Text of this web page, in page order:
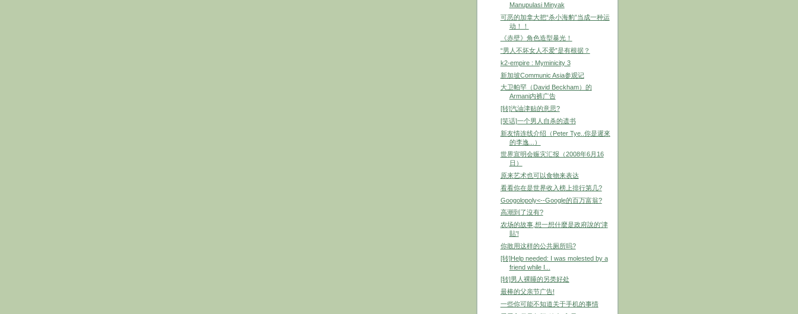
Manupulasi Minyak
可恶的加拿大把“杀小海豹”当成一种运
动！！
《赤壁》角色造型暴光！
“男人不坏女人不爱”是有根据？
k2-empire : Myminicity 3
新加坡Communic Asia参观记
大卫帕罕（David Beckham）的
Armani内裤广告
[转]汽油津贴的意思?
[笑话]一个男人自杀的遗书
新友情连线介绍（Peter Tye..你是遲來
的李逸...）
世界宣明会赈灾汇报（2008年6月16
日）
原来艺术也可以食物来表达
看看你在是世界收入榜上排行第几?
Googolopoly<--Google的百万富翁?
高潮到了沒有?
农场的故事,想一想什麼是政府說的'津
貼'!
你敢用这样的公共厕所吗?
[转]Help needed: I was molested by a
friend while I...
[转]男人裸睡的另类好处
最棒的父亲节广告!
一些你可能不知道关于手机的事情